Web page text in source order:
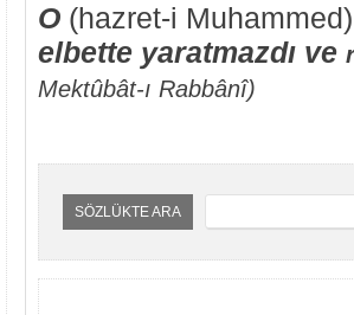
O (hazret-i Muhammed)
elbette yaratmazdı ve
Mektûbât-ı Rabbânî)
SÖZLÜKTE ARA